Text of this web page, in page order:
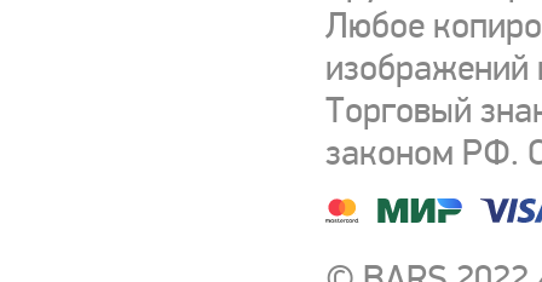
Любое
изображений
Торговый
законом РФ.